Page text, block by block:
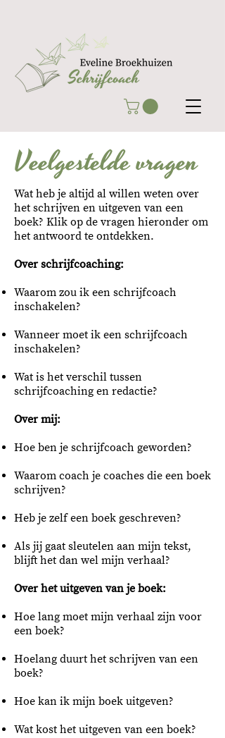
Veelgestelde vragen
Wat heb je altijd al willen weten over
het schrijven en uitgeven van een
boek? Klik op de vragen hieronder om
het antwoord te ontdekken.
Over schrijfcoaching:
Waarom zou ik een schrijfcoach
inschakelen?
Wanneer moet ik een schrijfcoach
inschakelen?
Wat is het verschil tussen
schrijfcoaching en redactie?
Over mij:
Hoe ben je schrijfcoach geworden?
Waarom coach je coaches die een boek
schrijven?
Heb je zelf een boek geschreven?
Als jij gaat sleutelen aan mijn tekst,
blijft het dan wel mijn verhaal?
Over het uitgeven van je boek:
Hoe lang moet mijn verhaal zijn voor
een boek?
Hoelang duurt het schrijven van een
boek?
Hoe kan ik mijn boek uitgeven?
Wat kost het uitgeven van een boek?